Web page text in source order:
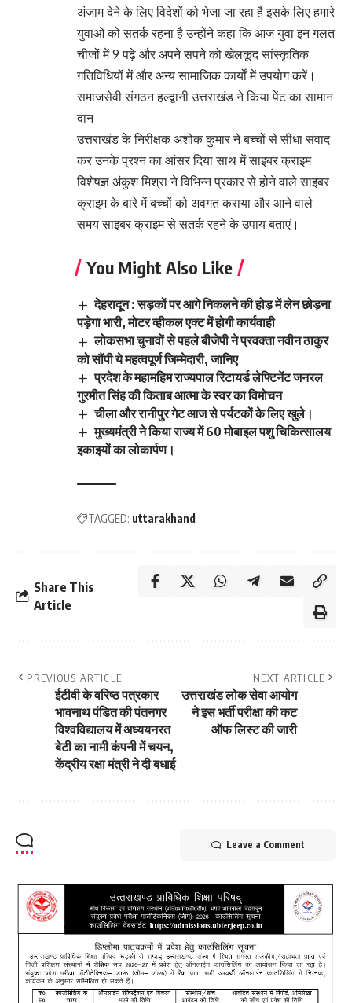
अंजाम देने के लिए विदेशों को भेजा जा रहा है इसके लिए हमारे
युवाओं को सतर्क रहना है उन्होंने कहा कि आज युवा इन गलत
चीजों में 9 पढ़े और अपने सपने को खेलकूद सांस्कृतिक
गतिविधियों में और अन्य सामाजिक कार्यों में उपयोग करें।
समाजसेवी संगठन हल्द्वानी उत्तराखंड ने किया पेंट का सामान
दान
उत्तराखंड के निरीक्षक अशोक कुमार ने बच्चों से सीधा संवाद
कर उनके प्रश्न का आंसर दिया साथ में साइबर क्राइम
विशेषज्ञ अंकुश मिश्रा ने विभिन्न प्रकार से होने वाले साइबर
क्राइम के बारे में बच्चों को अवगत कराया और आने वाले
समय साइबर क्राइम से सतर्क रहने के उपाय बताएं।
You Might Also Like
देहरादून : सड़कों पर आगे निकलने की होड़ में लेन छोड़ना
पड़ेगा भारी, मोटर व्हीकल एक्ट में होगी कार्यवाही
लोकसभा चुनावों से पहले बीजेपी ने प्रवक्ता नवीन ठाकुर
को सौंपी ये महत्वपूर्ण जिम्मेदारी, जानिए
प्रदेश के महामहिम राज्यपाल रिटायर्ड लेफ्टिनेंट जनरल
गुरमीत सिंह की किताब आत्मा के स्वर का विमोचन
चीला और रानीपुर गेट आज से पर्यटकों के लिए खुले।
मुख्यमंत्री ने किया राज्य में 60 मोबाइल पशु चिकित्सालय
इकाइयों का लोकार्पण।
TAGGED: uttarakhand
Share This
Article
PREVIOUS ARTICLE
ईटीवी के वरिष्ठ पत्रकार
भावनाथ पंडित की पंतनगर
विश्वविद्यालय में अध्ययनरत
बेटी का नामी कंपनी में चयन,
केंद्रीय रक्षा मंत्री ने दी बधाई
NEXT ARTICLE
उत्तराखंड लोक सेवा आयोग
ने इस भर्ती परीक्षा की कट
ऑफ लिस्ट की जारी
Leave a Comment